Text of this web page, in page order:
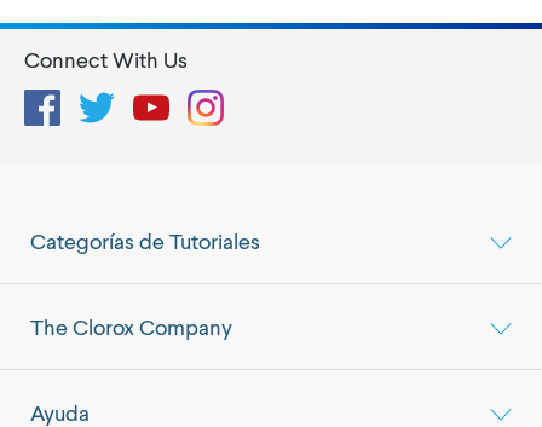
Categorías de Tutoriales
The Clorox Company
Ayuda
Connect With Us
FacebookTwitterYouTubeInstagram